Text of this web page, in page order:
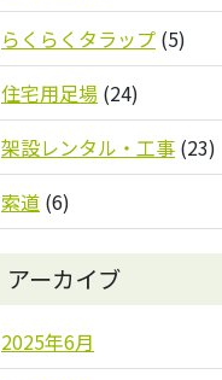
らくらくタラップ (5)
住宅用足場 (24)
架設レンタル・工事 (23)
索道 (6)
アーカイブ
2025年6月